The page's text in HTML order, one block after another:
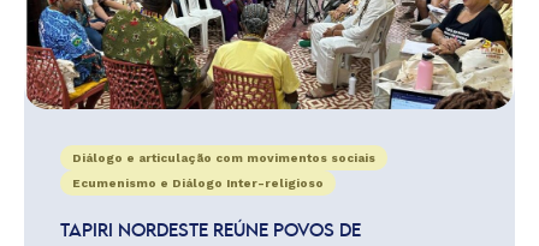
Diálogo e articulação com movimentos sociais
Ecumenismo e Diálogo Inter-religioso
TAPIRI NORDESTE REÚNE POVOS DE